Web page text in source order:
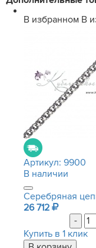
В избранном В
Артикул: 9900
В наличии
Серебряная
26 712
-
Купить в 1 клик